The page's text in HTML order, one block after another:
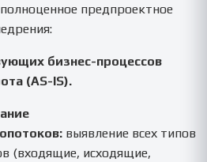
предпроектное
бизнес-процессов
(AS-IS).
выявление всех типов
(входящие, исходящие,